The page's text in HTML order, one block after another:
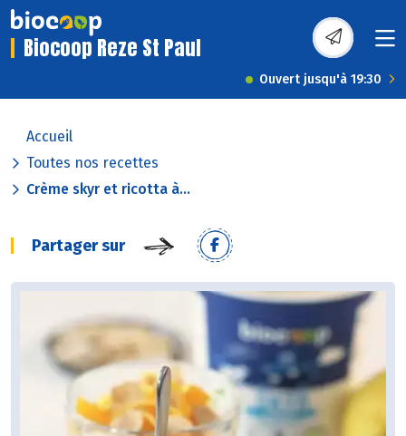
Biocoop Reze St Paul
Ouvert jusqu'à 19:30
Accueil
Toutes nos recettes
Crème skyr et ricotta à...
Partager sur